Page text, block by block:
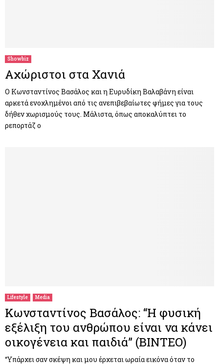
Showbiz
Αχώριστοι στα Χανιά
Ο Κωνσταντίνος Βασάλος και η Ευρυδίκη Βαλαβάνη είναι
αρκετά ενοχλημένοι από τις ανεπιβεβαίωτες φήμες για τους
δήθεν χωρισμούς τους. Μάλιστα, όπως αποκαλύπτει το
ρεπορτάζ ο
Lifestyle Media
Κωνσταντίνος Βασάλος: “Η φυσική
εξέλιξη του ανθρώπου είναι να κάνει
οικογένεια και παιδιά” (ΒΙΝΤΕΟ)
“Υπάρχει σαν σκέψη και μου έρχεται ωραία εικόνα όταν το